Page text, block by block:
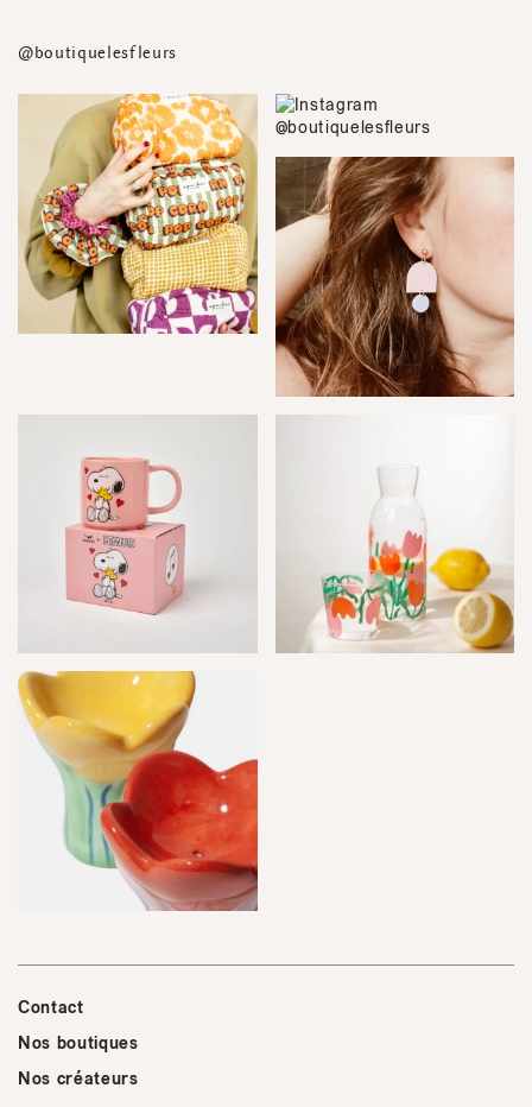
@boutiquelesfleurs
Contact
Nos boutiques
Nos créateurs